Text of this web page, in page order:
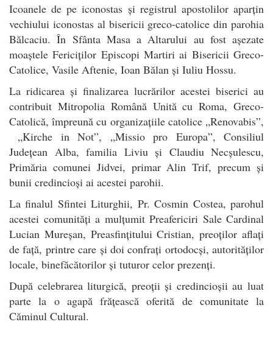
Icoanele de pe iconostas și registrul apostolilor aparțin
vechiului iconostas al bisericii greco-catolice din parohia
Bălcaciu. În Sfânta Masa a Altarului au fost așezate
moaștele Fericiților Episcopi Martiri ai Bisericii Greco-
Catolice, Vasile Aftenie, Ioan Bălan și Iuliu Hossu.
La ridicarea și finalizarea lucrărilor acestei biserici au
contribuit Mitropolia Română Unită cu Roma, Greco-
Catolică, împreună cu organizațiile catolice „Renovabis”,
„Kirche in Not”, „Missio pro Europa”, Consiliul
Județean Alba, familia Liviu și Claudiu Necșulescu,
Primăria comunei Jidvei, primar Alin Trif, precum și
bunii credincioși ai acestei parohii.
La finalul Sfintei Liturghii, Pr. Cosmin Costea, parohul
acestei comunități a mulțumit Preafericiri Sale Cardinal
Lucian Mureșan, Preasfințitului Cristian, preoților aflați
de față, printre care și doi confrați ortodocși, autorităților
locale, binefăcătorilor și tuturor celor prezenți.
După celebrarea liturgică, preoții și credincioșii au luat
parte la o agapă frățească oferită de comunitate la
Căminul Cultural.